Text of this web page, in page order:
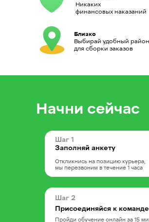
Никаких
финансовых наказаний
Близко
Выбирай удобный район
для сборки заказов
Начни сейчас
Шаг 1
Заполняй анкету
Откликнись на позицию курьера,
мы перезвоним в течение 1 часа
Шаг 2
Присоединяйся к команде
Пройди обучение онлайн за 15
Удалённое подключение к сервису
Перевод денег каждую неделю
Отсутствие штрафов
Удобное приложение для приёма
Бесплатная экипировка
Выбирайте часы доставки
Приглашаем самозанятых